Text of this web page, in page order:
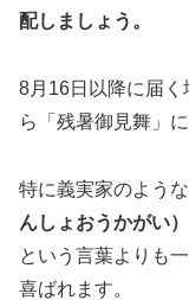
配しましょう。
8月16日以降に届
ら「残暑御見舞」
特に義実家のよう
んしょおうかがい）
という言葉よりも
喜ばれます。